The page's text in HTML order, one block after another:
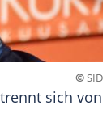
©SID
sich von